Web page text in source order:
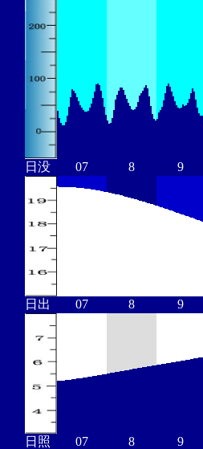
日没 07 8 9
日出 07 8 9
日照 07 8 9